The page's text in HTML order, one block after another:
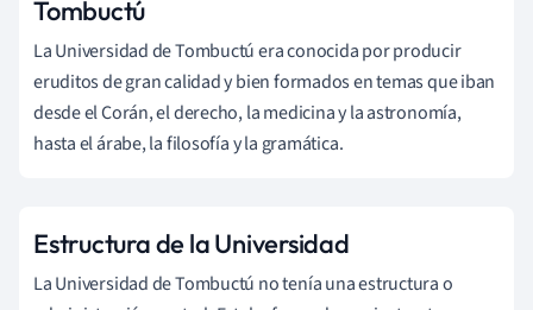
Tombuctú
La Universidad de Tombuctú era conocida por producir
eruditos de gran calidad y bien formados en temas que iban
desde el Corán, el derecho, la medicina y la astronomía,
hasta el árabe, la filosofía y la gramática.
Estructura de la Universidad
La Universidad de Tombuctú no tenía una estructura o